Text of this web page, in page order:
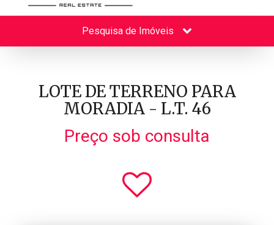
Pesquisa de Imóveis
LOTE DE TERRENO PARA
MORADIA - L.T. 46
Preço sob consulta